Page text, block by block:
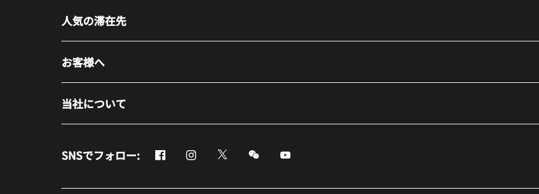
人気の滞在先
お客様へ
当社について
SNSでフォロー: Facebook
新しいウィンドウで開く
Instagram
新しいウィンドウで開く
Twitter
新しいウィンドウで開く
Messenger
新しいウィンドウで開く
新しいウィンドウで開く